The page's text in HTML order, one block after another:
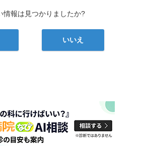
情報は見つかりましたか?
いいえ